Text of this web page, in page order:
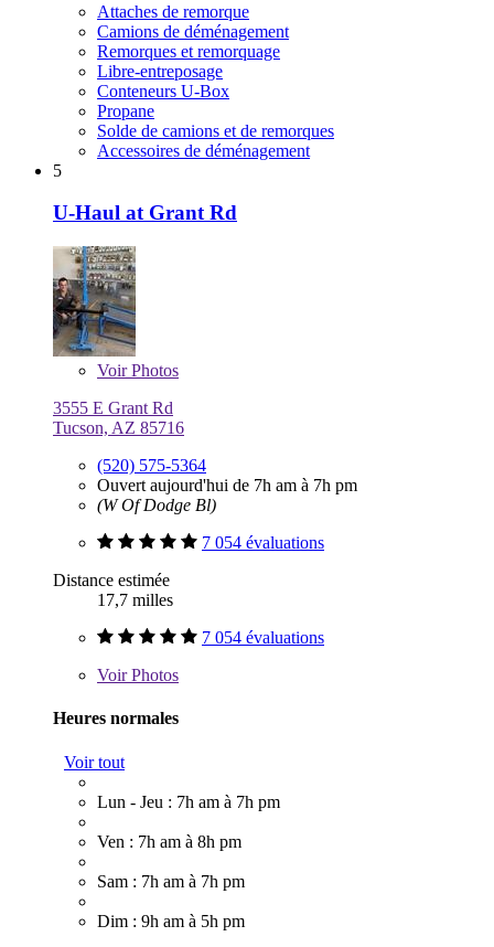
Attaches de remorque
Camions de déménagement
Remorques et remorquage
Libre-entreposage
Conteneurs U-Box
Propane
Solde de camions et de remorques
Accessoires de déménagement
5
U-Haul at Grant Rd
VoirPhotos
3555 E Grant Rd
Tucson, AZ 85716
(520) 575-5364
Ouvert aujourd'hui de 7h am à 7h pm
(W Of Dodge Bl)
7 054 évaluations
Distance estimée
17,7 milles
7 054 évaluations
VoirPhotos
Heures normales
Voir tout
Lun - Jeu : 7h am à 7h pm
Ven : 7h am à 8h pm
Sam : 7h am à 7h pm
Dim : 9h am à 5h pm